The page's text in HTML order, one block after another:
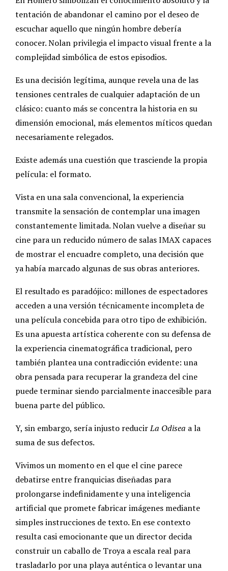
tentación de abandonar el camino por el deseo de
escuchar aquello que ningún hombre debería
conocer. Nolan privilegia el impacto visual frente a la
complejidad simbólica de estos episodios.
Es una decisión legítima, aunque revela una de las
tensiones centrales de cualquier adaptación de un
clásico: cuanto más se concentra la historia en su
dimensión emocional, más elementos míticos quedan
necesariamente relegados.
Existe además una cuestión que trasciende la propia
película: el formato.
Vista en una sala convencional, la experiencia
transmite la sensación de contemplar una imagen
constantemente limitada. Nolan vuelve a diseñar su
cine para un reducido número de salas IMAX capaces
de mostrar el encuadre completo, una decisión que
ya había marcado algunas de sus obras anteriores.
El resultado es paradójico: millones de espectadores
acceden a una versión técnicamente incompleta de
una película concebida para otro tipo de exhibición.
Es una apuesta artística coherente con su defensa de
la experiencia cinematográfica tradicional, pero
también plantea una contradicción evidente: una
obra pensada para recuperar la grandeza del cine
puede terminar siendo parcialmente inaccesible para
buena parte del público.
Y, sin embargo, sería injusto reducirLa Odisea a la
suma de sus defectos.
Vivimos un momento en el que el cine parece
debatirse entre franquicias diseñadas para
prolongarse indefinidamente y una inteligencia
artificial que promete fabricar imágenes mediante
simples instrucciones de texto. En ese contexto
resulta casi emocionante que un director decida
construir un caballo de Troya a escala real para
trasladarlo por una playa auténtica o levantar una